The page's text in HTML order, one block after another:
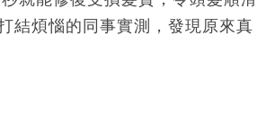
結煩惱的同事實測，發現原來真